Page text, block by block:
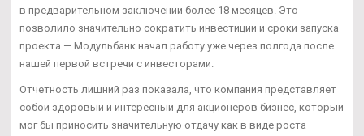
в предварительном заключении более 18 месяцев. Это
позволило значительно сократить инвестиции и сроки запуска
проекта — Модульбанк начал работу уже через полгода после
нашей первой встречи с инвесторами.
Отчетность лишний раз показала, что компания представляет
собой здоровый и интересный для акционеров бизнес, который
мог бы приносить значительную отдачу как в виде роста